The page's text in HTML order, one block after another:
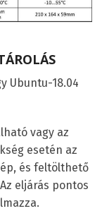
Ubuntu-18.04
vagy az
esetén az
és feltölthető
eljárás pontos